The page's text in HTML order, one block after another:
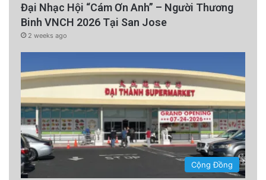
Đại Nhạc Hội “Cám Ơn Anh” – Người Thương
Binh VNCH 2026 Tại San Jose
2 weeks ago
Cộng Đồng